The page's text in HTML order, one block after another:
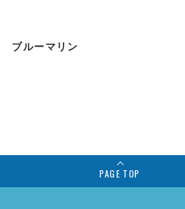
ブルーマリン
PAGE TOP